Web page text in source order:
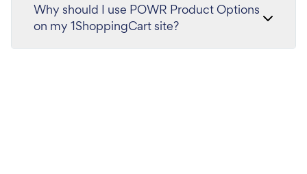
Why should I use POWR Product Options
on my 1ShoppingCart site?